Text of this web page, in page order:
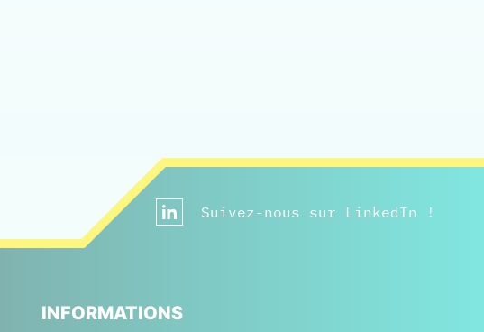
Suivez-nous sur LinkedIn !
INFORMATIONS